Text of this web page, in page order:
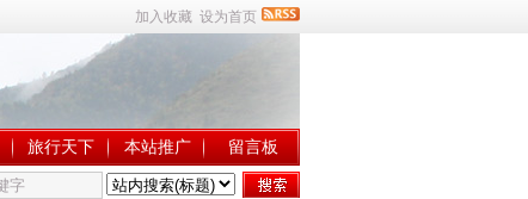
加入收藏 设为首页
旅行天下 本站推广 留言板